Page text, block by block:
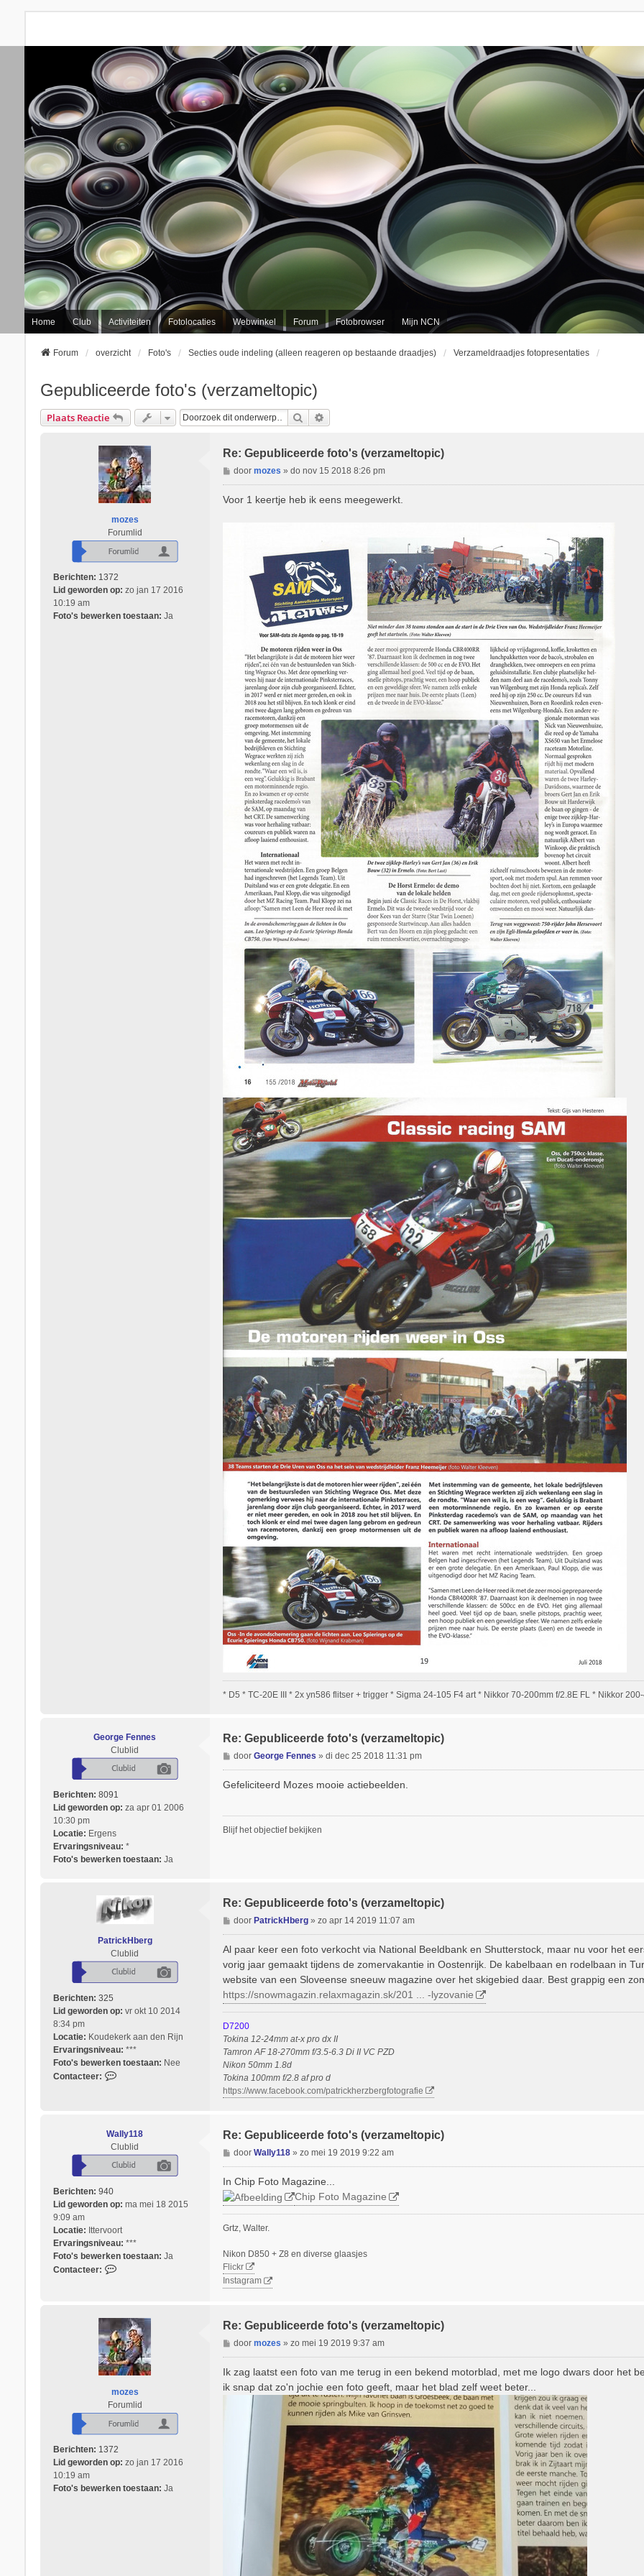
Home Club Activiteiten Fotolocaties Webwinkel Forum Fotobrowser Mijn NCN
Forum overzicht Foto's Secties oude indeling (alleen reageren op bestaande draadjes) Verzameldraadjes fotopresentaties
Gepubliceerde foto's (verzameltopic)
Plaats Reactie Zoek
mozes
Forumlid
Berichten: 1372
Lid geworden op: zo jan 17 2016
10:19 am
Foto's bewerken toestaan: Ja
Re: Gepubliceerde foto's (verzameltopic)
B
e
doormozes »do nov 15 2018 8:26 pm
Voor 1 keertje heb ik eens meegewerkt.
* D5 * TC-20E III * 2x yn586 flitser + trigger * Sigma 24-105 F4 art * Nikkor 70-200mm f/2.8E FL * Nikkor
George Fennes
Clublid
Berichten: 8091
Lid geworden op: za apr 01 2006
10:30 pm
Locatie: Ergens
Ervaringsniveau: *
Foto's bewerken toestaan: Ja
Re: Gepubliceerde foto's (verzameltopic)
B
e
h
t
doorGeorge Fennes »di dec 25 2018 11:31 pm
Gefeliciteerd Mozes mooie actiebeelden.
Blijf het objectief bekijken
PatrickHberg
Clublid
Berichten: 325
Lid geworden op: vr okt 10 2014
8:34 pm
Locatie: Koudekerk aan den Rijn
Ervaringsniveau: ***
Foto's bewerken toestaan: Nee
Contacteer:
c
t
e
e
P
t
r
i
e
r
g
Re: Gepubliceerde foto's (verzameltopic)
B
e
r
c
h
t
doorPatrickHberg »zo apr 14 2019 11:07 am
Al paar keer een foto verkocht via National Beeldbank en Shutterstock, maar nu voor het
vorig jaar gemaakt tijdens de zomervakantie in Oostenrijk. De kabelbaan en rodelbaan in
website van een Sloveense sneeuw magazine over het skigebied daar. Best grappig een
https://snowmagazin.relaxmagazin.sk/201 ... -lyzovanie
D7200
Tokina 12-24mm at-x pro dx II
Tamron AF 18-270mm f/3.5-6.3 Di II VC PZD
Nikon 50mm 1.8d
Tokina 100mm f/2.8 af pro d
https://www.facebook.com/patrickherzbergfotografie
Wally118
Clublid
Berichten: 940
Lid geworden op: ma mei 18 2015
9:09 am
Locatie: Ittervoort
Ervaringsniveau: ***
Foto's bewerken toestaan: Ja
Contacteer:
a
c
t
e
e
W
a
l
l
1
8
Re: Gepubliceerde foto's (verzameltopic)
B
e
i
c
h
t
doorWally118 »zo mei 19 2019 9:22 am
In Chip Foto Magazine...
Chip Foto Magazine
Grtz, Walter.
Nikon D850 + Z8 en diverse glaasjes
Flickr
Instagram
mozes
Forumlid
Berichten: 1372
Lid geworden op: zo jan 17 2016
10:19 am
Foto's bewerken toestaan: Ja
Re: Gepubliceerde foto's (verzameltopic)
B
e
c
doormozes »zo mei 19 2019 9:37 am
Ik zag laatst een foto van me terug in een bekend motorblad, met me logo dwars door het
ik snap dat zo'n jochie een foto geeft, maar het blad zelf weet beter...